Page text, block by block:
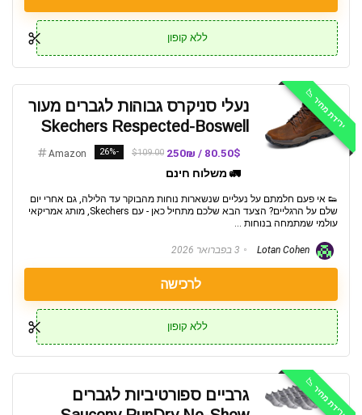
ללא קופון
ירידת מחיר 📉
נעלי סניקרס גבוהות לגברים מעור
Skechers Respected-Boswell
80.50$ / 250₪
$109.00
-26%
Amazon
🚛 משלוח חינם
👟 אי פעם חלמתם על נעליים שנשארות נוחות מהבוקר עד הלילה, גם אחרי יום
שלם על הרגליים? הצעד הבא שלכם מתחיל כאן - עם Skechers, מותג אמריקאי
עולמי שמתמחה בנוחות ...
3 בפברואר 2026
לרכישה
ללא קופון
ירידת מחיר 📉
גרביים ספורטיביות לגברים